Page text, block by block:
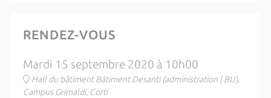
RENDEZ-VOUS
Mardi 15 septembre 2020 à 10h00
Hall du bâtiment Bâtiment Desanti (administration | BU),
Campus Grimaldi, Corti